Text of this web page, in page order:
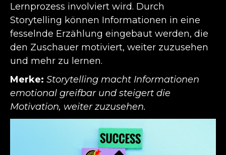
Lernprozess involviert wird. Durch
Storytelling können Informationen in eine
fesselnde Erzählung eingebaut werden, die
den Zuschauer motiviert, weiter zuzusehen
und mehr zu lernen.
Merke: Storytelling macht Informationen
emotional greifbar und steigert die
Motivation, weiter zuzusehen.